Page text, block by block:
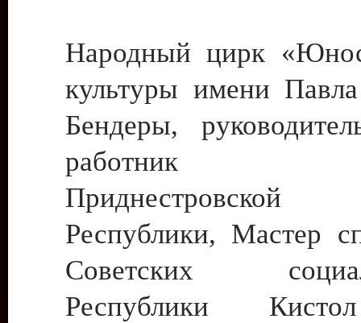
Народный цирк
культуры имени
Бендеры,
работник
Приднестровской
Республики, Мастер
Советских
Республики